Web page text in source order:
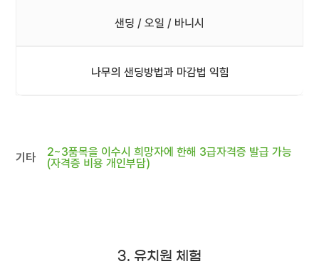
샌딩 / 오일 / 바니시
나무의 샌딩방법과 마감법 익힘
기타
2~3품목을 이수시 희망자에 한해 3급자격증 발급 가능
(자격증 비용 개인부담)
3. 유치원 체험